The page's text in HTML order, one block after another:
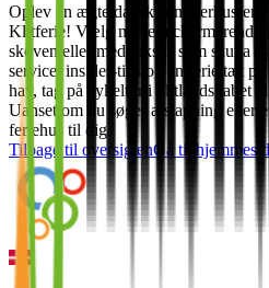
Oplev en ægte dansk
Klitferie! Vælg mellem charmerende
skoven eller med luksus som sauna
service, insider-tips og en ferie tæt
hav, tag på cykeltur i klitlandskabet
Uanset om du søger afslapning eller
feriehus til dig.
Tilbage til oversigtenGå til